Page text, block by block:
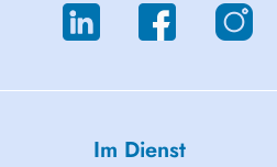
Im Dienst